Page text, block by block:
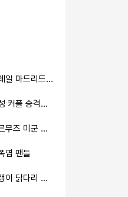
알 마드리드 로드리 영입
커플 승격팀 이적
무즈 미군 철수
염 팬들
이 닭다리 밥풀